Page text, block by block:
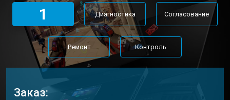
Замена Wi-Fi ноутбука HP от 2200 ₽ Заказать
Ремонт цепи питания от 3500 ₽ Заказать
Замена USB порта от 2200 ₽ Заказать
Замена звуковой карты
1 Диагностика Согласование
Ремонт Контроль
Заказ: